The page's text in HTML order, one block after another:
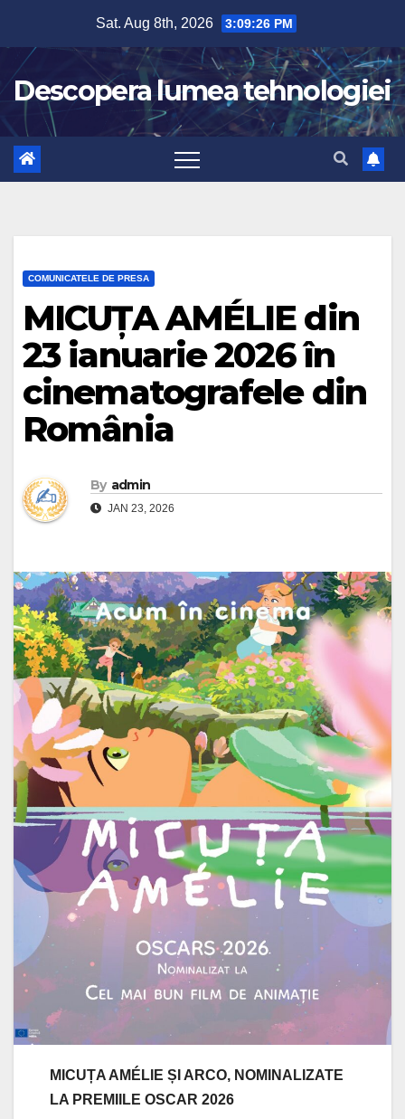
content
Sat. Aug 8th, 2026 3:09:27 PM
Descopera lumea tehnologiei
COMUNICATELE DE PRESA
MICUȚA AMÉLIE din
23 ianuarie 2026 în
cinematografele din
România
By admin
JAN 23, 2026
MICUȚA AMÉLIE ȘI ARCO, NOMINALIZATE
LA PREMIILE OSCAR 2026